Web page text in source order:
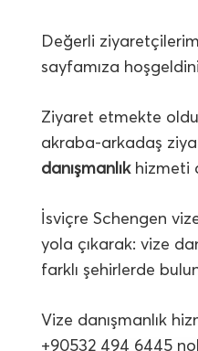
Değerli
sayfamıza
Ziyaret etmekte
akraba-arkadaş
danışmanlıkhizmeti
İsviçre Schengen
yola çıkarak: vize
farklı şehirlerde
Vize danışmanlık
+90532 494 6445